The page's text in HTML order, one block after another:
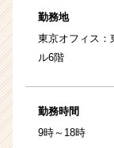
勤務地
東京オフィス
ル6階
勤務時間
9時～18時